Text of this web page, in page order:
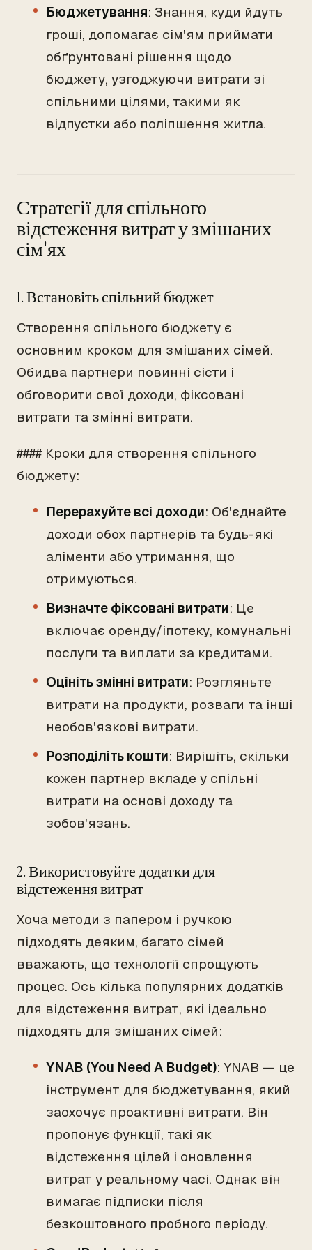
Бюджетування: Знання, куди йдуть
гроші, допомагає сім'ям приймати
обґрунтовані рішення щодо
бюджету, узгоджуючи витрати зі
спільними цілями, такими як
відпустки або поліпшення житла.
Стратегії для спільного
відстеження витрат у змішаних
сім'ях
1. Встановіть спільний бюджет
Створення спільного бюджету є
основним кроком для змішаних сімей.
Обидва партнери повинні сісти і
обговорити свої доходи, фіксовані
витрати та змінні витрати.
#### Кроки для створення спільного
бюджету:
Перерахуйте всі доходи: Об'єднайте
доходи обох партнерів та будь-які
аліменти або утримання, що
отримуються.
Визначте фіксовані витрати: Це
включає оренду/іпотеку, комунальні
послуги та виплати за кредитами.
Оцініть змінні витрати: Розгляньте
витрати на продукти, розваги та інші
необов'язкові витрати.
Розподіліть кошти: Вирішіть, скільки
кожен партнер вкладе у спільні
витрати на основі доходу та
зобов'язань.
2. Використовуйте додатки для
відстеження витрат
Хоча методи з папером і ручкою
підходять деяким, багато сімей
вважають, що технології спрощують
процес. Ось кілька популярних додатків
для відстеження витрат, які ідеально
підходять для змішаних сімей:
YNAB (You Need A Budget): YNAB — це
інструмент для бюджетування, який
заохочує проактивні витрати. Він
пропонує функції, такі як
відстеження цілей і оновлення
витрат у реальному часі. Однак він
вимагає підписки після
безкоштовного пробного періоду.